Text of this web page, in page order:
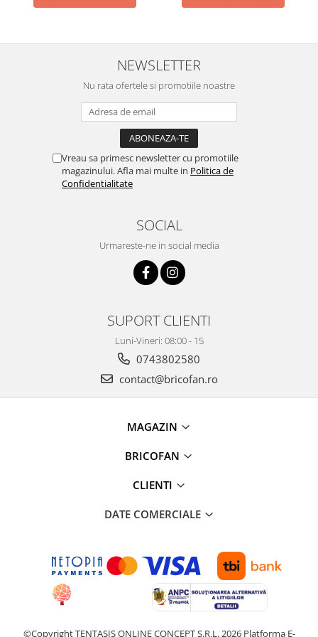
Pentru Casa si Camping
voiaj
Accesorii aragaze & butelii
Pirostrii si accesorii pentru gatit
Iluminat & electrice
Prelungitoare & cabluri electrice
Corpuri de iluminat
Proiectoare & lampi de lucru
Cantare comerciale
Aparate de spalat cu presiune si
Accesorii aparatele de spalat cu
Aparate de spalat cu presiune
Baterii bucatarie
Baterii cada
Baterii electrice
NEWSLETTER
Nu rata ofertele si promotiile noastre
Vreau sa primesc newsletter cu promotiile
magazinului. Afla mai multe in Politica de
Confidentialitate
SOCIAL
Urmareste-ne in social media
SUPORT CLIENTI
Luni-Vineri: 08:00 - 15
0743802580
contact@bricofan.ro
MAGAZIN
BRICOFAN
CLIENTI
DATE COMERCIALE
©Copyright TENTASIS ONLINE CONCEPT S.R.L. 2026 Platforma E-